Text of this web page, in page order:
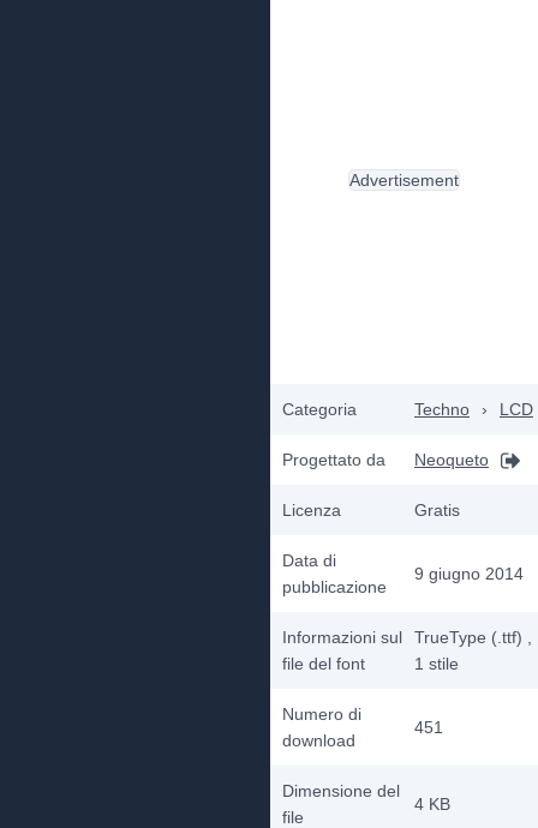
Categoria Techno › LCD
Progettato da Neoqueto
Licenza Gratis
Data di
pubblicazione
9 giugno 2014
Informazioni sul
file del font
TrueType (.ttf)
1 stile
Numero di
download
451
Dimensione del
file
4 KB
Advertisement